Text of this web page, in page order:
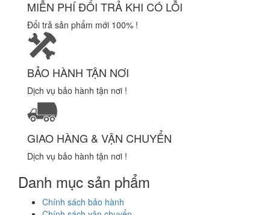
MIỄN PHÍ ĐỔI TRẢ KHI CÓ LỖI
Đổi trả sản phẩm mới 100% !
BẢO HÀNH TẬN NƠI
Dịch vụ bảo hành tận nơi !
GIAO HÀNG & VẬN CHUYỂN
Dịch vụ bảo hành tận nơi !
Danh mục sản phẩm
Chính sách bảo hành